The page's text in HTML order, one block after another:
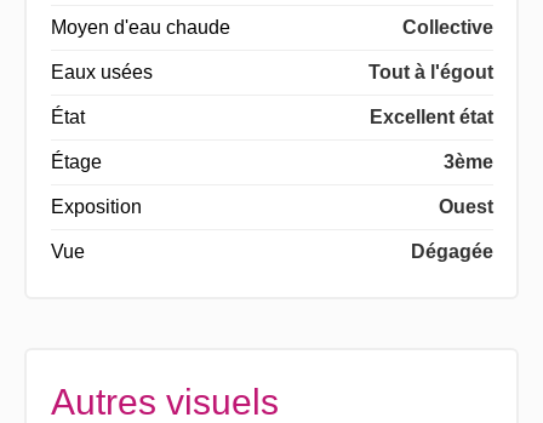
Moyen d'eau chaude Collective
Eaux usées Tout à l'égout
État Excellent état
Étage 3ème
Exposition Ouest
Vue Dégagée
Autres visuels